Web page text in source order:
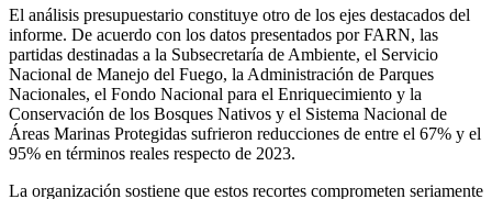
El análisis presupuestario constituye otro de los ejes destacados del
informe. De acuerdo con los datos presentados por FARN, las
partidas destinadas a la Subsecretaría de Ambiente, el Servicio
Nacional de Manejo del Fuego, la Administración de Parques
Nacionales, el Fondo Nacional para el Enriquecimiento y la
Conservación de los Bosques Nativos y el Sistema Nacional de
Áreas Marinas Protegidas sufrieron reducciones de entre el 67% y el
95% en términos reales respecto de 2023.
La organización sostiene que estos recortes comprometen seriamente